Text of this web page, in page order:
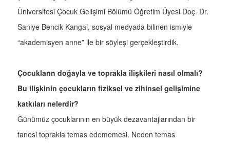
Üniversitesi Çocuk Gelişimi Bölümü Öğretim Üyesi Doç. Dr.
Saniye Bencik Kangal, sosyal medyada bilinen ismiyle
“akademisyen anne” ile bir söyleşi gerçekleştirdik.
Çocukların doğayla ve toprakla ilişkileri nasıl olmalı?
Bu ilişkinin çocukların fiziksel ve zihinsel gelişimine
katkıları nelerdir?
Günümüz çocuklarının en büyük dezavantajlarından bir
tanesi toprakla temas edememesi. Neden temas